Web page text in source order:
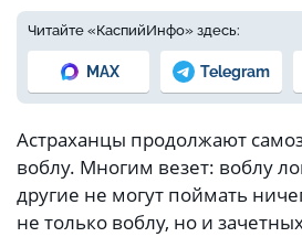
Читайте «КаспийИнфо» здесь:
MAX Telegram
Астраханцы продолжают
воблу. Многим везет: воблу
другие не могут поймать
не только воблу, но и